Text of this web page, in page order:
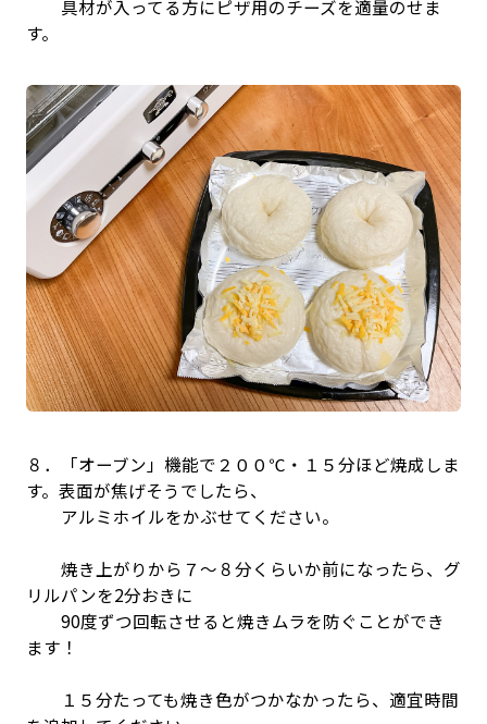
具材が入ってる方にピザ用のチーズを適量のせま
す。
８．「オーブン」機能で２００℃・１５分ほど焼成しま
す。表面が焦げそうでしたら、
アルミホイルをかぶせてください。
焼き上がりから７〜８分くらいか前になったら、グ
リルパンを2分おきに
90度ずつ回転させると焼きムラを防ぐことができ
ます！
１５分たっても焼き色がつかなかったら、適宜時間